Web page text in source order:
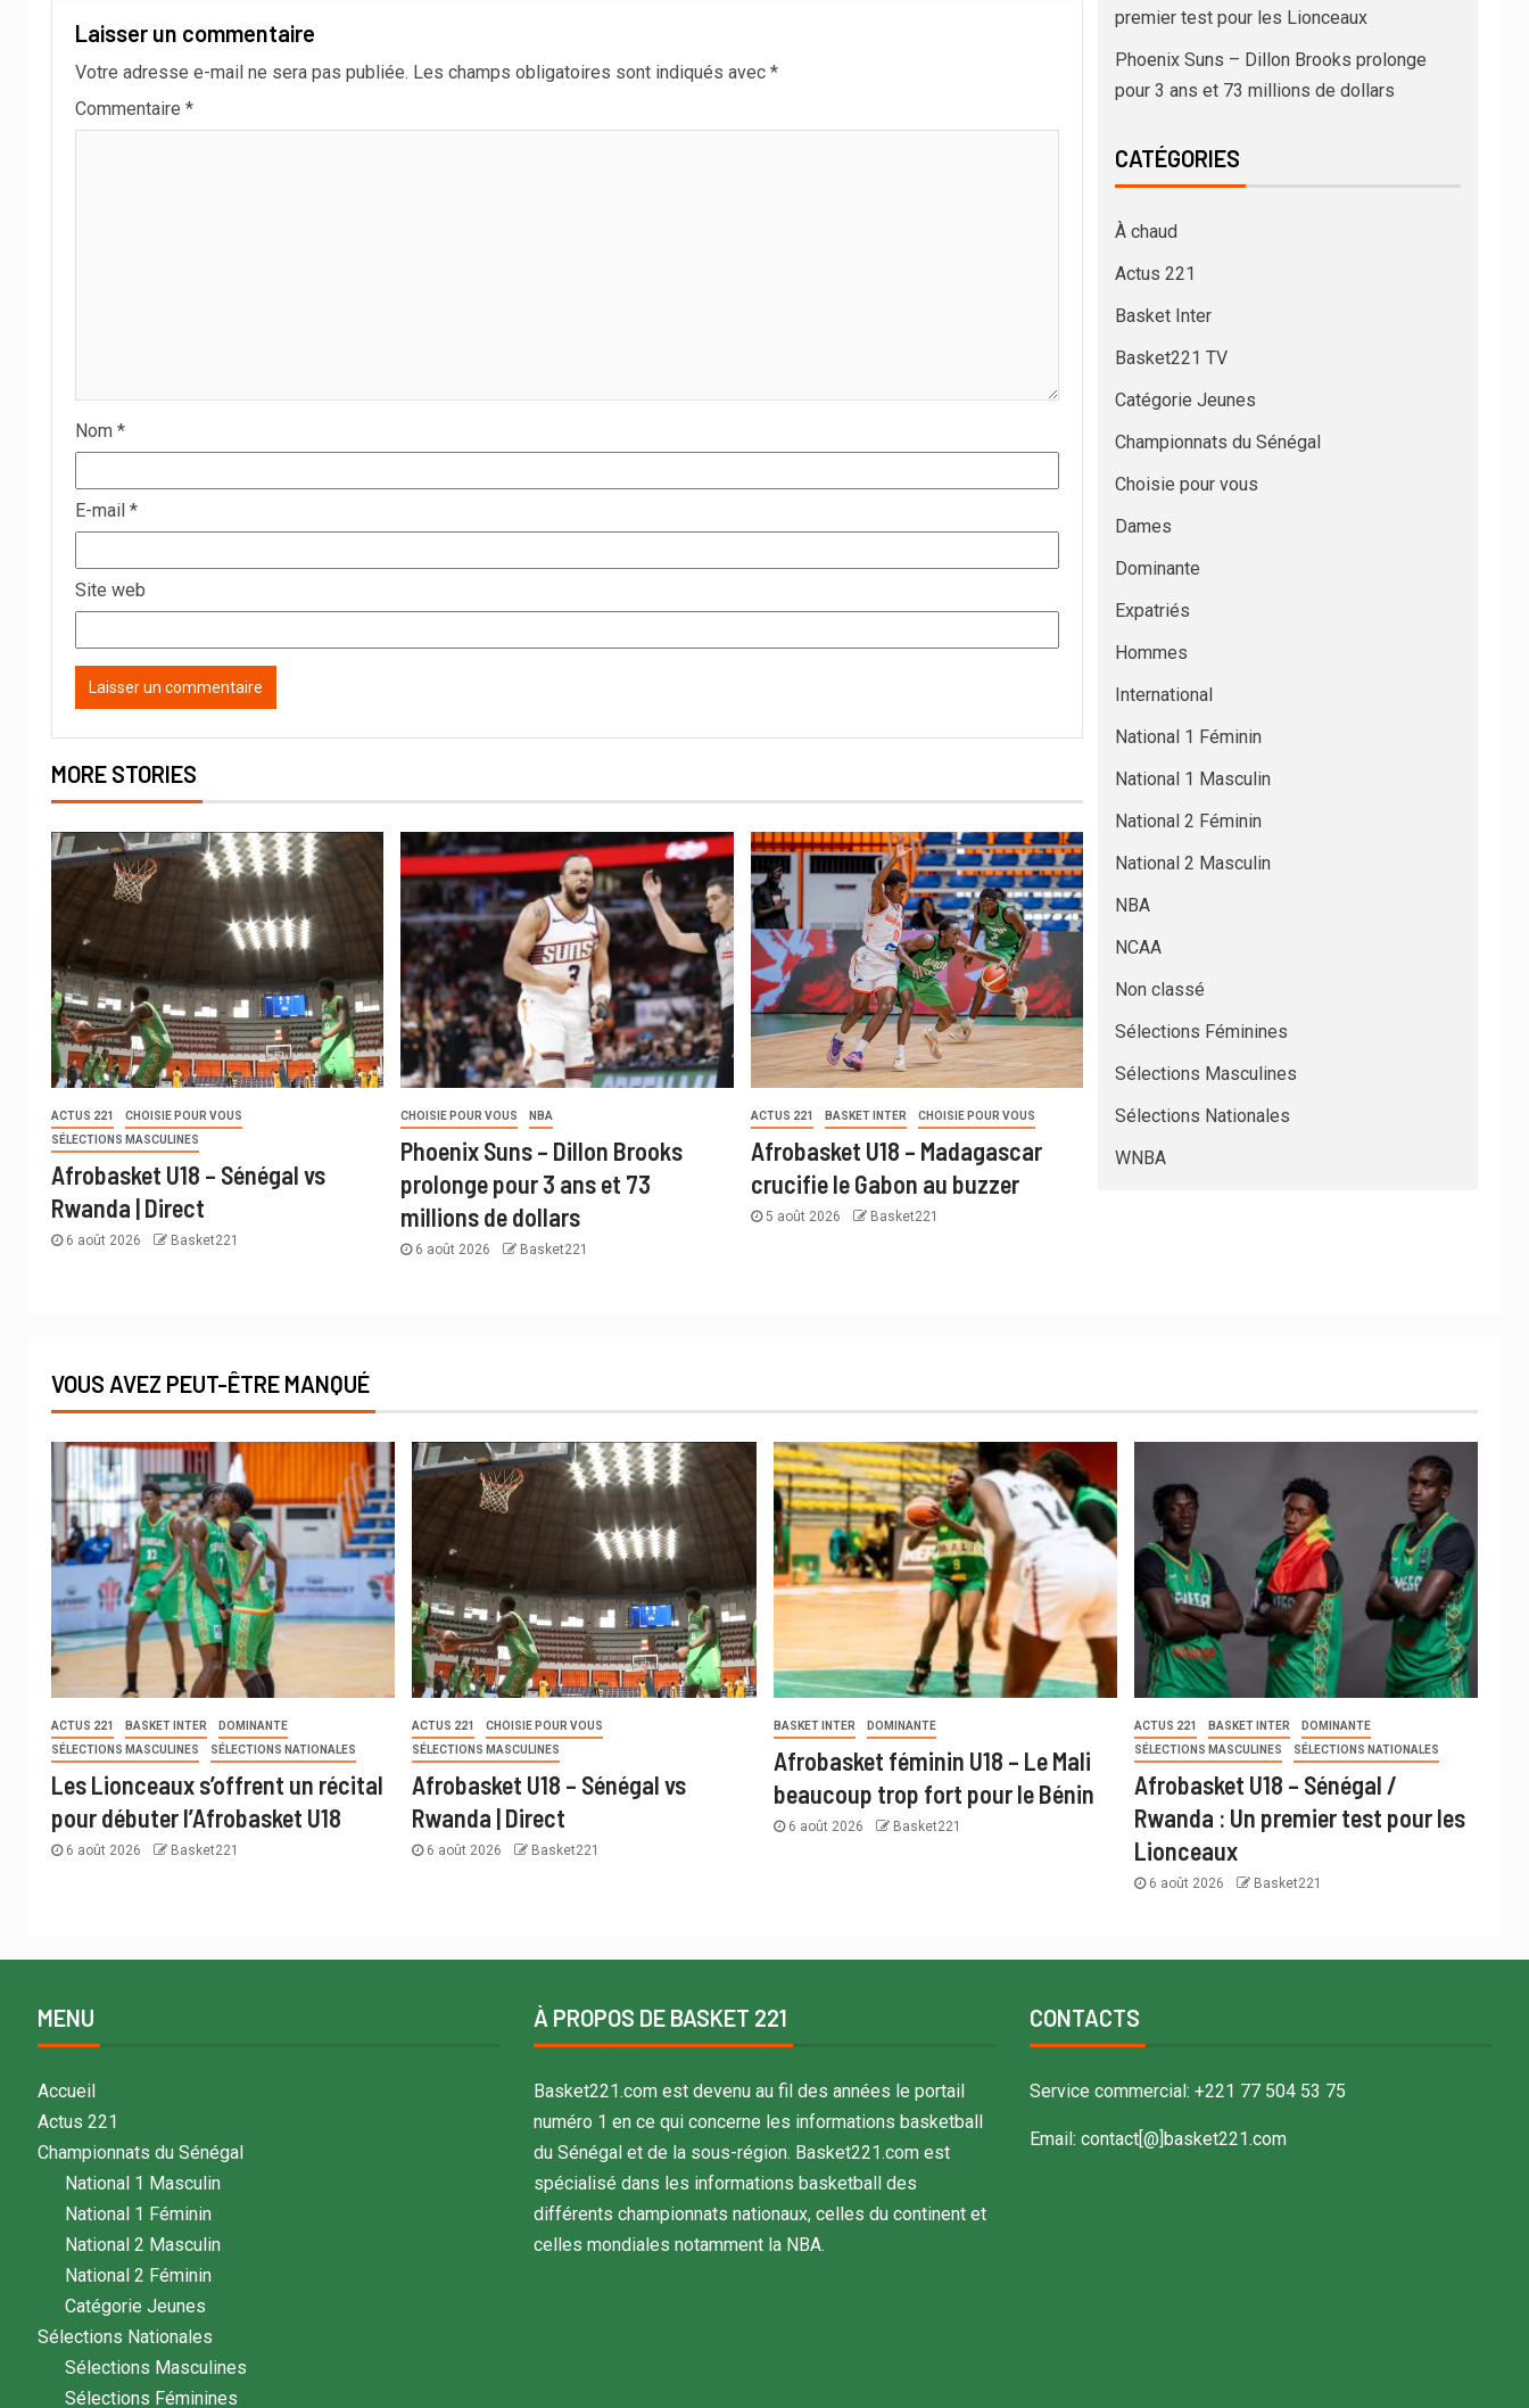
Laisser un commentaire
Votre adresse e-mail ne sera pas publiée. Les champs obligatoires sont indiqués avec *
Commentaire *
Nom *
E-mail *
Site web
MORE STORIES
ACTUS 221
CHOISIE POUR VOUS
SÉLECTIONS MASCULINES
Afrobasket U18 – Sénégal vs
Rwanda | Direct
6 août 2026 Basket221
CHOISIE POUR VOUS NBA
Phoenix Suns – Dillon Brooks
prolonge pour 3 ans et 73
millions de dollars
6 août 2026 Basket221
ACTUS 221 BASKET INTER CHOISIE POUR VOUS
Afrobasket U18 – Madagascar
crucifie le Gabon au buzzer
5 août 2026 Basket221
premier test pour les Lionceaux
Phoenix Suns – Dillon Brooks prolonge
pour 3 ans et 73 millions de dollars
CATÉGORIES
À chaud
Actus 221
Basket Inter
Basket221 TV
Catégorie Jeunes
Championnats du Sénégal
Choisie pour vous
Dames
Dominante
Expatriés
Hommes
International
National 1 Féminin
National 1 Masculin
National 2 Féminin
National 2 Masculin
NBA
NCAA
Non classé
Sélections Féminines
Sélections Masculines
Sélections Nationales
WNBA
VOUS AVEZ PEUT-ÊTRE MANQUÉ
ACTUS 221 BASKET INTER
DOMINANTE
SÉLECTIONS MASCULINES
SÉLECTIONS NATIONALES
Les Lionceaux s’offrent un récital
pour débuter l’Afrobasket U18
6 août 2026 Basket221
ACTUS 221
CHOISIE POUR VOUS
SÉLECTIONS MASCULINES
Afrobasket U18 – Sénégal vs
Rwanda | Direct
6 août 2026 Basket221
BASKET INTER DOMINANTE
Afrobasket féminin U18 – Le Mali
beaucoup trop fort pour le Bénin
6 août 2026 Basket221
ACTUS 221 BASKET INTER
DOMINANTE
SÉLECTIONS MASCULINES
SÉLECTIONS NATIONALES
Afrobasket U18 – Sénégal /
Rwanda : Un premier test pour les
Lionceaux
6 août 2026 Basket221
MENU
Accueil
Actus 221
Championnats du Sénégal
National 1 Masculin
National 1 Féminin
National 2 Masculin
National 2 Féminin
Catégorie Jeunes
Sélections Nationales
Sélections Masculines
Sélections Féminines
À PROPOS DE BASKET 221
Basket221.com est devenu au fil des années le portail
numéro 1 en ce qui concerne les informations basketball
du Sénégal et de la sous-région. Basket221.com est
spécialisé dans les informations basketball des
différents championnats nationaux, celles du continent et
celles mondiales notamment la NBA.
CONTACTS
Service commercial: +221 77 504 53 75
Email: contact[@]basket221.com